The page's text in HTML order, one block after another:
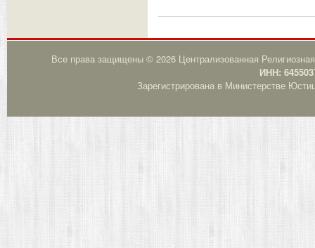
Все права защищены © 2026 Централизованная
ИНН:
Зарегистрирована в Министерстве